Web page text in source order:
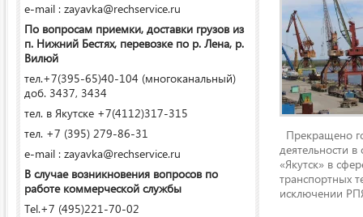
e-mail : zayavka@rechservice.ru
По вопросам приемки, доставки грузов из
п. Нижний Бестях, перевозке по р. Лена, р.
Вилюй
тел.+7(395-65)40-104 (многоканальный)
доб. 3437, 3434
тел. в Якутске +7(4112)317-315
тел. +7 (395) 279-86-31
e-mail : zayavka@rechservice.ru
В случае возникновения вопросов по
работе коммерческой службы
Tel.+7 (495)221-70-02
Прекращено
деятельности
«Якутск» в
транспортных
исключении